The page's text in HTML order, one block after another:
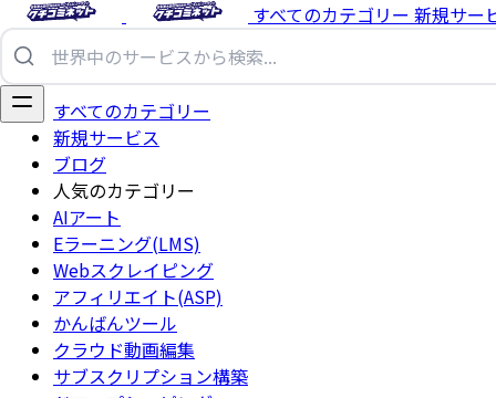
すべてのカテゴリー 新規サー
すべてのカテゴリー
新規サービス
ブログ
人気のカテゴリー
AIアート
Eラーニング(LMS)
Webスクレイピング
アフィリエイト(ASP)
かんばんツール
クラウド動画編集
サブスクリプション構築